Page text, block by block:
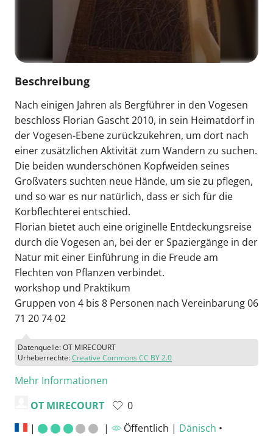
Beschreibung
Nach einigen Jahren als Bergführer in den Vogesen
beschloss Florian Gascht 2010, in sein Heimatdorf in
der Vogesen-Ebene zurückzukehren, um dort nach
einer zusätzlichen Aktivität zum Wandern zu suchen.
Die beiden wunderschönen Kopfweiden seines
Großvaters suchten neue Hände, um sie zu pflegen,
und so war es nur natürlich, dass er sich für die
Korbflechterei entschied.
Florian bietet auch eine originelle Entdeckungsreise
durch die Vogesen an, bei der er Spaziergänge in der
Natur mit einer Einführung in die Freude am
Flechten von Pflanzen verbindet.
workshop und Praktikum
Gruppen von 4 bis 8 Personen nach Vereinbarung 06
71 20 74 02
Datenquelle: OT MIRECOURT
Urheberrechte:Creative Commons CC BY 2.0
Mehr Informationen
OT MIRECOURT
0
|
| Öffentlich | Dänisch •